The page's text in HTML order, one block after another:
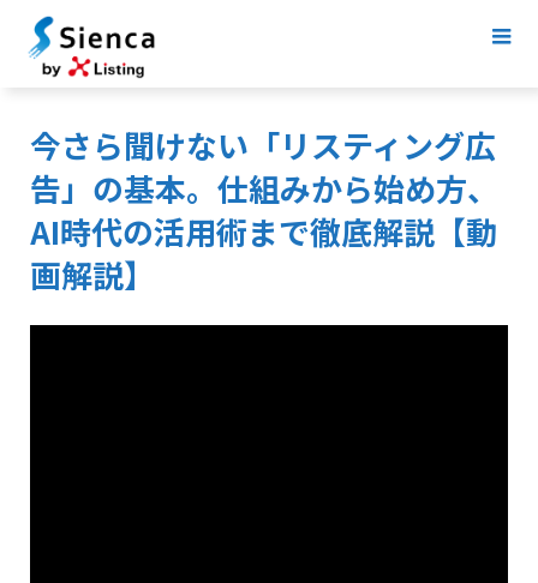
今さら聞けない「リスティング広
告」の基本。仕組みから始め方、
AI時代の活用術まで徹底解説【動
画解説】